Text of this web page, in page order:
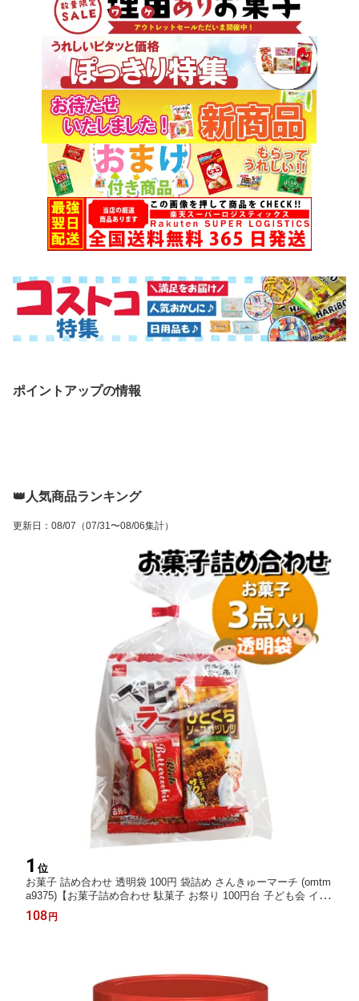
ポイントアップの情報
👑人気商品ランキング
更新日 ： 08/07 （07/31〜08/06集計）
1 位
お菓子 詰め合わせ 透明袋 100円 袋詰め さんきゅーマーチ (omtm
a9375)【お菓子詰め合わせ 駄菓子 お祭り 100円台 子ども会 イベ
ント 問屋 販促 縁日 子供会 こども会 個包装 業務用 大量 バラま
き スナック 旅行 まとめ買い 詰合せ 景品 ばらまき お菓子セッ
108 円